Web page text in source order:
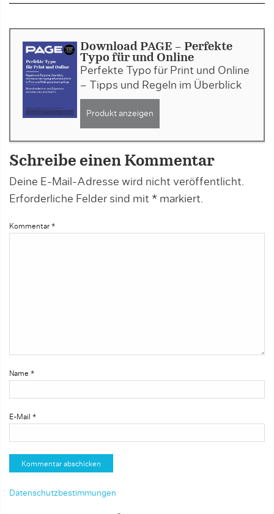
Download PAGE - Perfekte
Typo für und Online
Perfekte Typo für Print und Online
– Tipps und Regeln im Überblick
Produkt anzeigen
Schreibe einen Kommentar
Deine E-Mail-Adresse wird nicht veröffentlicht.
Erforderliche Felder sind mit * markiert.
Kommentar *
Name *
E-Mail *
Datenschutzbestimmungen